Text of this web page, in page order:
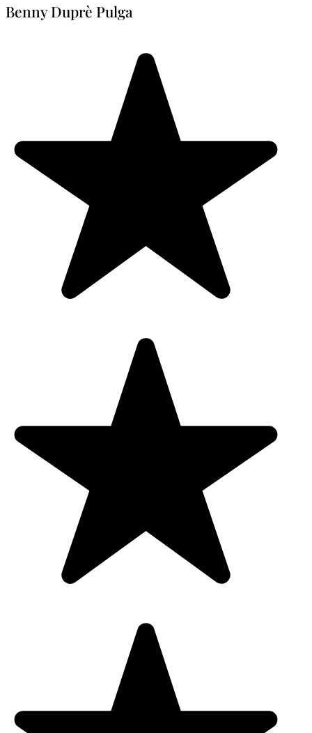
Benny Duprè Pulga